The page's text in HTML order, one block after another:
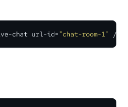
chat url-id="chat-room-1" />